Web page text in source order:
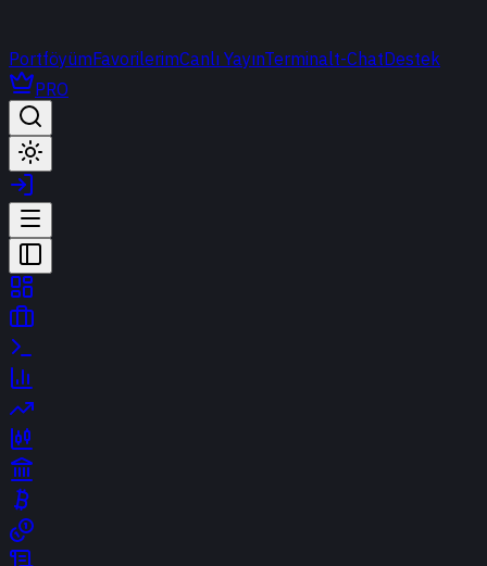
PortföyümFavorilerimCanlı YayınTerminalt-ChatDestek
PRO